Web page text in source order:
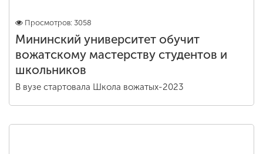
Просмотров: 3058
Мининский университет обучит
вожатскому мастерству студентов и
школьников
В вузе стартовала Школа вожатых-2023